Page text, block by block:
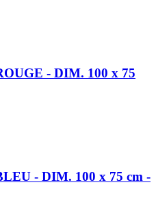
- DIM. 100 x 75
- DIM. 100 x 75 cm -